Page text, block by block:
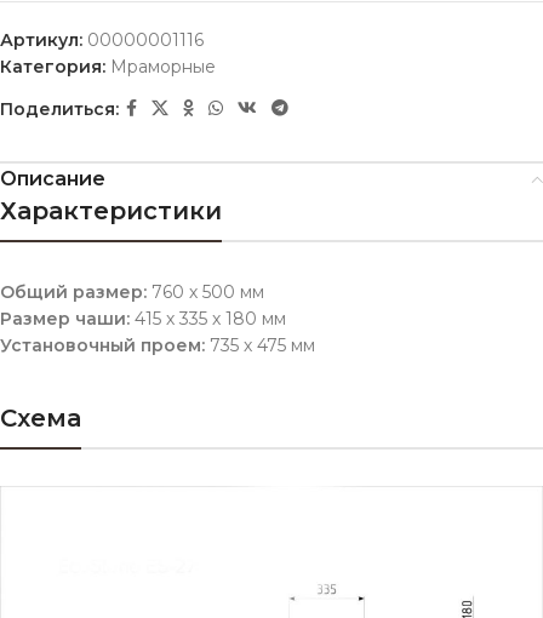
Артикул: 00000001116
Категория: Мраморные
Поделиться:
Описание
Характеристики
Общий размер: 760 х 500 мм
Размер чаши: 415 х 335 х 180 мм
Установочный проем: 735 х 475 мм
Схема